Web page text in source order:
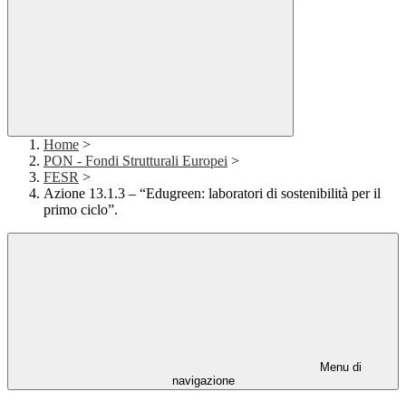
Home >
PON - Fondi Strutturali Europei >
FESR >
Azione 13.1.3 – “Edugreen: laboratori di sostenibilità per il
primo ciclo”.
Menu di
navigazione